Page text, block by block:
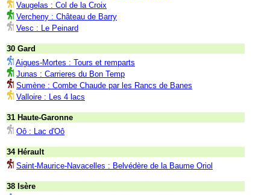
Vaugelas : Col de la Croix
Vercheny : Château de Barry
Vesc : Le Peinard
30 Gard
Aigues-Mortes : Tours et remparts
Junas : Carrieres du Bon Temp
Sumène : Combe Chaude par les Rancs de Banes
Valloire : Les 4 lacs
31 Haute-Garonne
Oô : Lac d'Oô
34 Hérault
Saint-Maurice-Navacelles : Belvédère de la Baume Oriol
38 Isère